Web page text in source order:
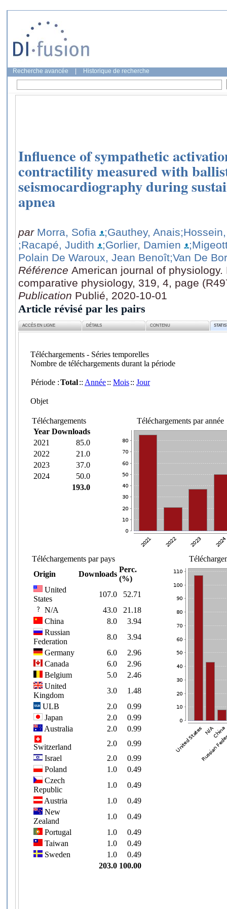
Recherche avancée Historique de recherche
Influence of sympathetic
contractility measured with
seismocardiography during
apnea
par Morra, Sofia ;Gauthey, Anais
;Racapé, Judith
;Gorlier, Damien
Polain De Waroux, Jean Benoît;Van De
Référence American journal of
comparative physiology, 319, 4, page
Publication Publié, 2020-10-01
Article révisé par les pairs
ACCÈS EN LIGNE DÉTAILS CONTENU